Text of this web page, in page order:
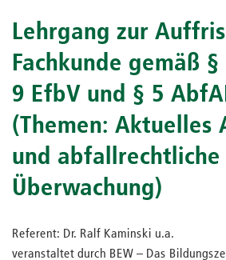
Lehrgang zur
Fachkunde gemäß §
9 EfbV und § 5
(Themen: Aktuelles
und abfallrechtliche
Überwachung)
Referent: Dr. Ralf Kaminski u.a.
veranstaltet durch BEW – Das